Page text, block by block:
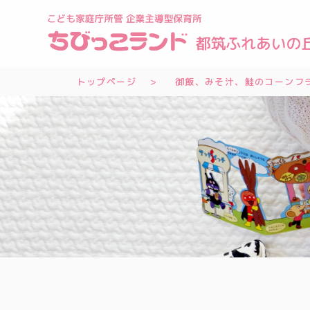
トップページ 御飯、みそ汁、鮭のコーンフ